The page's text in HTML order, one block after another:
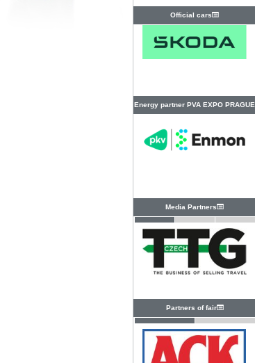
Official cars
Energy partner PVA EXPO PRAGUE
Media Partners
Partners of fair